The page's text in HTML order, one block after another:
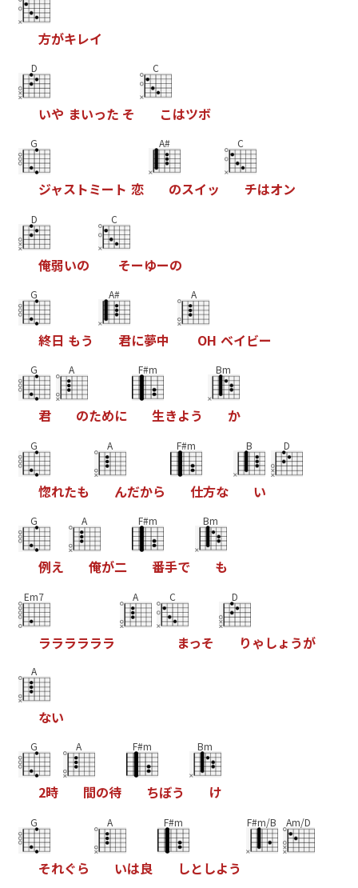
方がキレイ
D
いや まいった そ
C
こはツボ
G
ジャス トミー ト 恋
A#
のスイッ
C
チはオン
D
俺弱いの
C
そーゆーの
G
終日 もう
A#
君に夢中
A
OH ベイビー
G
君
A
のために
F#m
生きよう
Bm
か
G
惚れたも
A
んだから
F#m
仕方な
B
い
D
G
例え
A
俺が二
F#m
番手で
Bm
も
Em7
ララララララ
A C
まっそ
D
り ゃ しょ うが
A
ない
G
2時
A
間の待
F#m
ちぼう
Bm
け
G
それぐら
A
いは良
F#m
しと しよう
F#m/B Am/D